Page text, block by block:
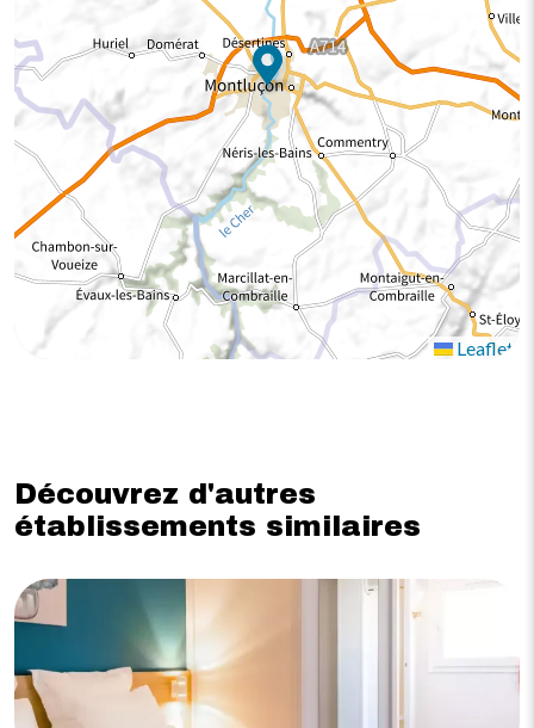
Leaflet
Découvrez d'autres
établissements similaires